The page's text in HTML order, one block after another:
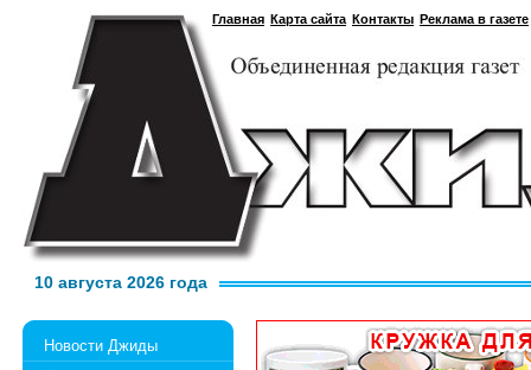
Главная Карта сайта Контакты Реклама в газете
10 августа 2026 года
Новости Джиды